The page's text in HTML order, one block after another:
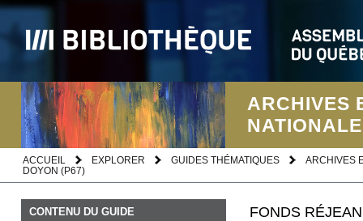
ARCHIVES
ACCUEIL EXPLORER GUIDES THÉMATIQUES
ARCHIVES
DOYON (P67)
CONTENU DU GUIDE FONDS